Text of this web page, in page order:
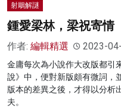
射鵰解謎
鍾愛梁林，梁祝寄情
作者: 編輯精選 2023-
金庸每次為小說作大改版都引
說》中，便對新版頗有微詞，
版本的差異之後，才得以分析
夫。